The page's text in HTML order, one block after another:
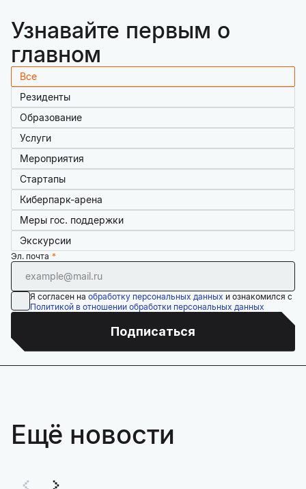
Узнавайте первым о
главном
Все
Резиденты
Образование
Услуги
Мероприятия
Стартапы
Киберпарк-арена
Меры гос. поддержки
Экскурсии
Эл. почта
Я согласен на обработку персональных данных и ознакомился с
Политикой в отношении обработки персональных данных
Подписаться
Ещё новости